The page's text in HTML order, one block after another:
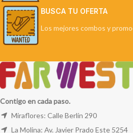
BUSCA TU OFERTA
Los mejores combos y
Contigo en cada paso.
Miraflores: Calle Berlín 290
La Molina: Av. Javier Prado Este 5254